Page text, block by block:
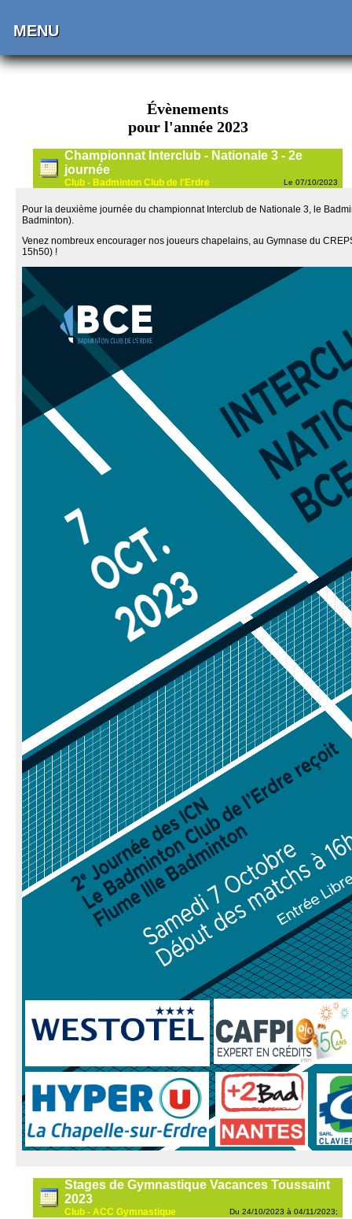
MENU
Évènements
pour l'année 2023
Championnat Interclub - Nationale 3 - 2e
journée
Club - Badminton Club de l'Erdre Le 07/10/2023
Pour la deuxième journée du championnat Interclub de Nationale 3, le
Badminton).
Venez nombreux encourager nos joueurs chapelains, au Gymnase du
15h50) !
Stages de Gymnastique Vacances Toussaint
2023
Club - ACC Gymnastique Du 24/10/2023 à 04/11/2023;